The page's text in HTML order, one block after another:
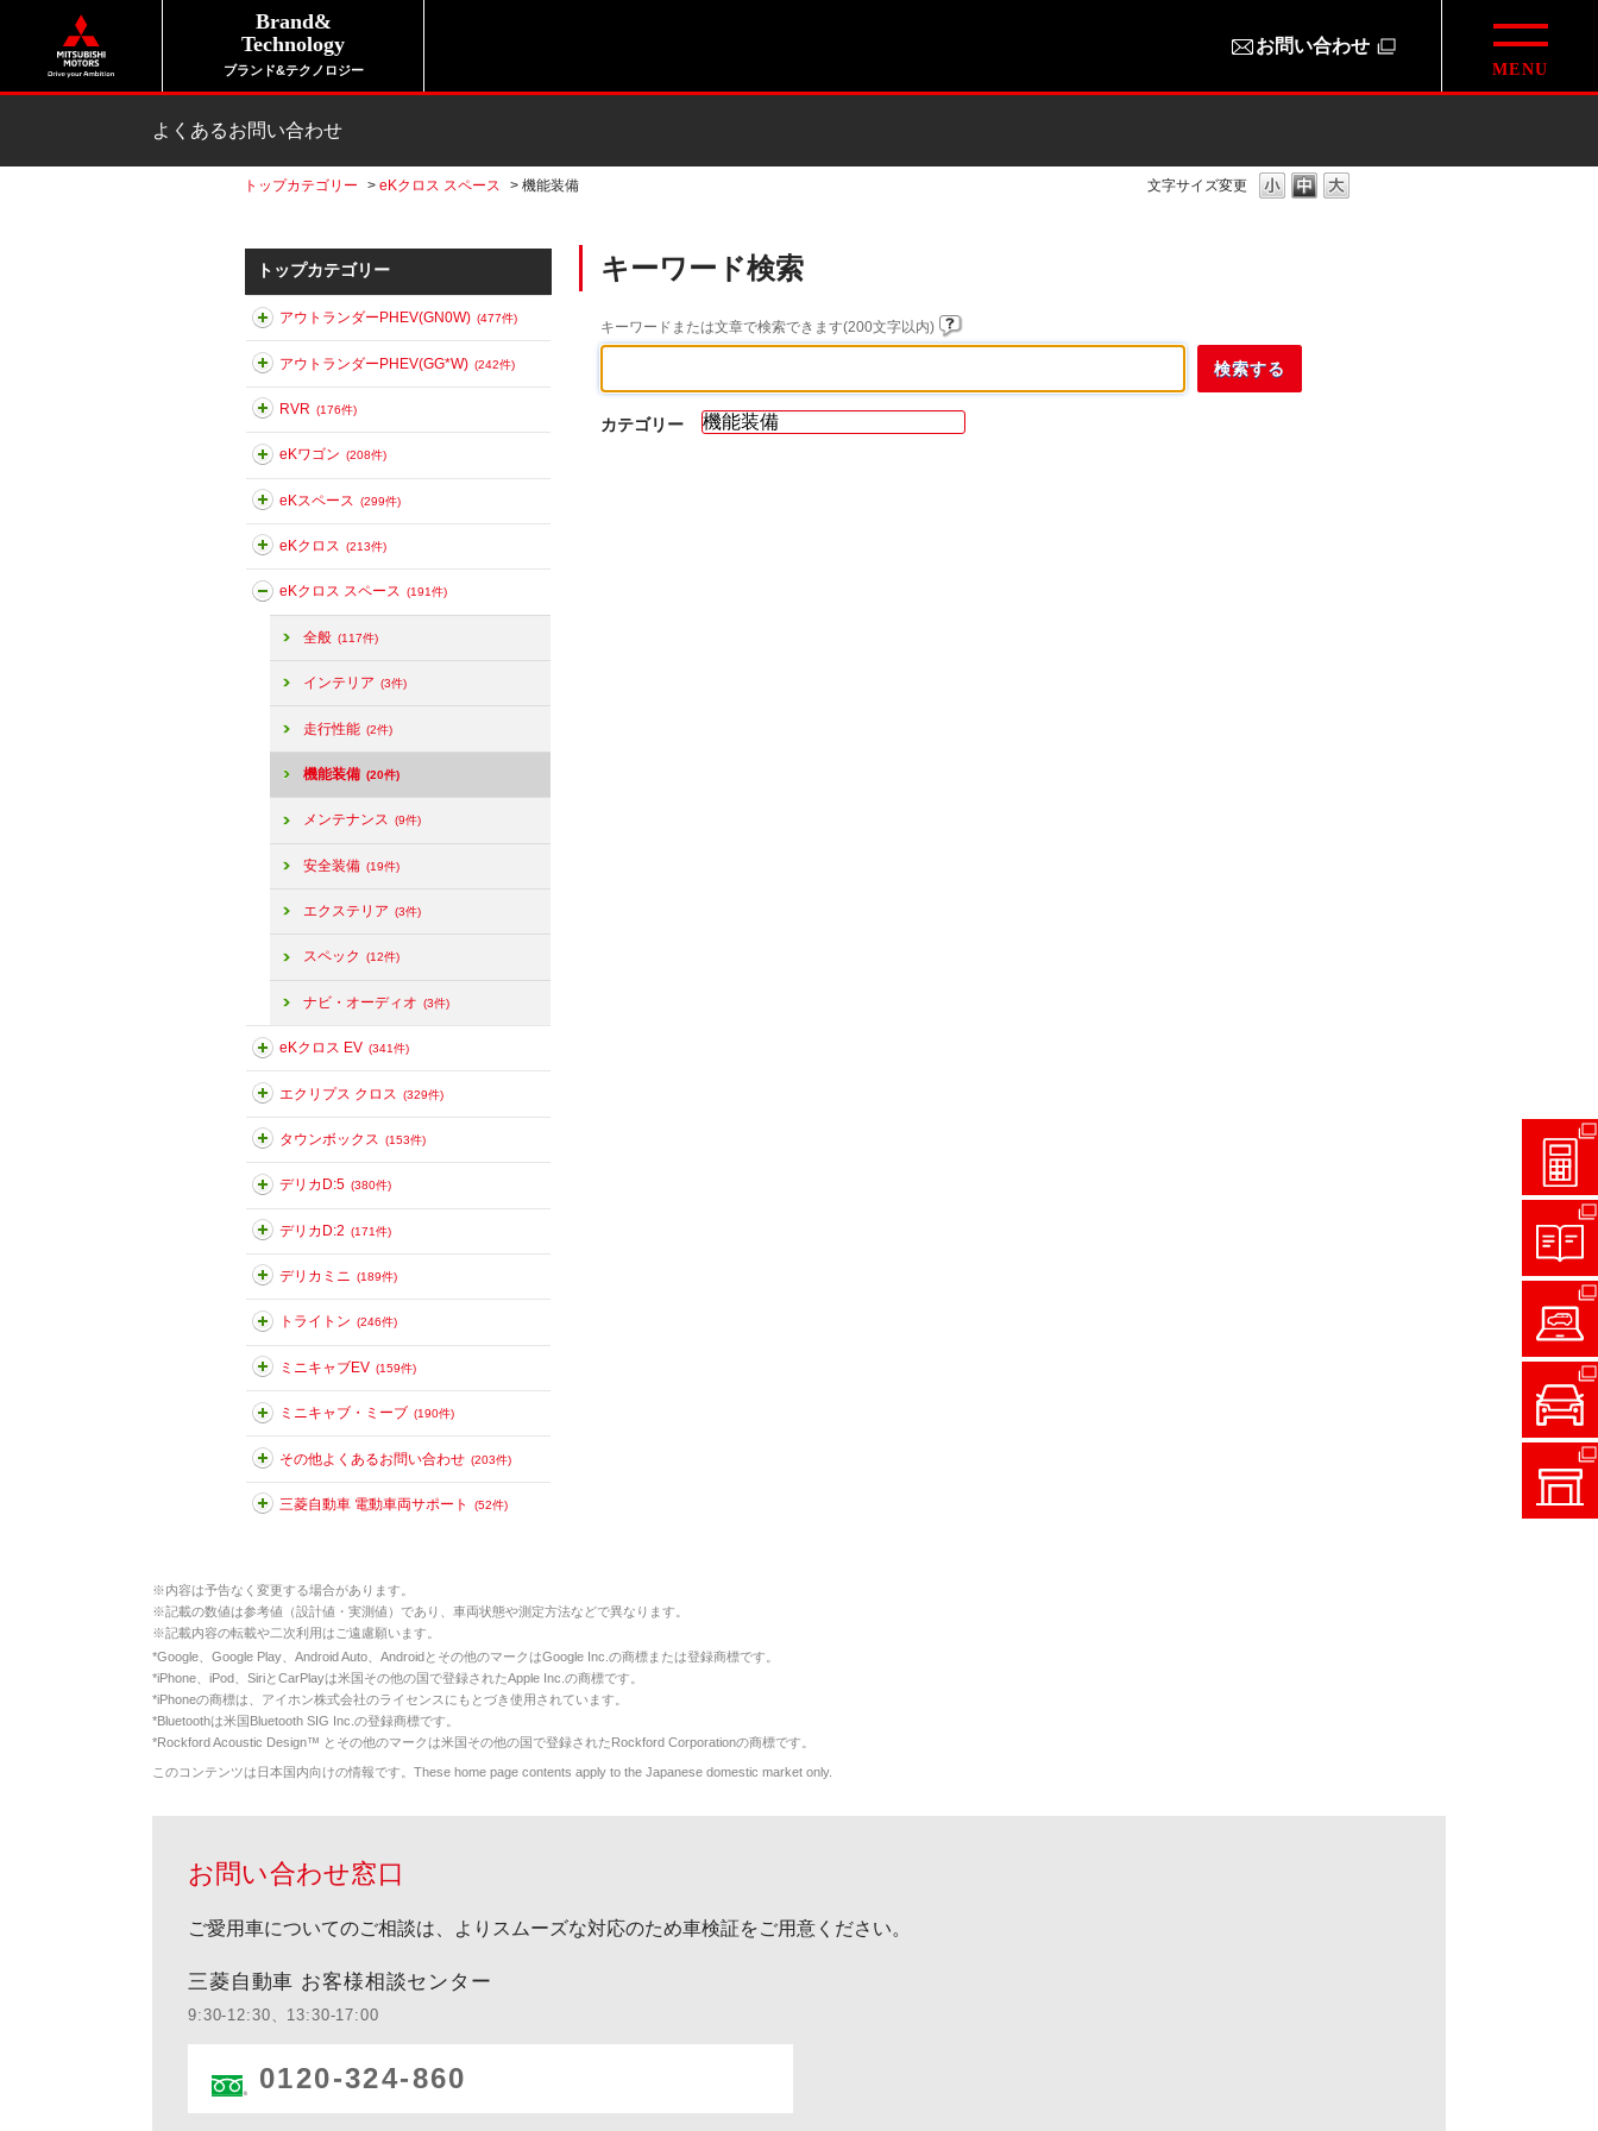
Brand&
Technology
ブランド&テクノロジー
お問い合わせ
よくあるお問い合わせ
文字サイズ変更
トップカテゴリー > eKクロス スペース > 機能装備
トップカテゴリー
アウトランダーPHEV(GN0W) (477件)
アウトランダーPHEV(GG*W) (242件)
RVR (176件)
eKワゴン (208件)
eKスペース (299件)
eKクロス (213件)
eKクロス スペース (191件)
全般 (117件)
インテリア (3件)
走行性能 (2件)
機能装備 (20件)
メンテナンス (9件)
安全装備 (19件)
エクステリア (3件)
スペック (12件)
ナビ・オーディオ (3件)
eKクロス EV (341件)
エクリプス クロス (329件)
タウンボックス (153件)
デリカD:5 (380件)
デリカD:2 (171件)
デリカミニ (189件)
トライトン (246件)
ミニキャブEV (159件)
ミニキャブ・ミーブ (190件)
その他よくあるお問い合わせ (203件)
三菱自動車 電動車両サポート (52件)
キーワード検索
キーワードまたは文章で検索できます(200文字以内)
カテゴリー
※内容は予告なく変更する場合があります。
※記載の数値は参考値（設計値・実測値）であり、車両状態や測定方法などで異なります。
※記載内容の転載や二次利用はご遠慮願います。
*Google、Google Play、Android Auto、Androidとその他のマークはGoogle Inc.の商標または登録商標です。
*iPhone、iPod、SiriとCarPlayは米国その他の国で登録されたApple Inc.の商標です。
*iPhoneの商標は、アイホン株式会社のライセンスにもとづき使用されています。
*Bluetoothは米国Bluetooth SIG Inc.の登録商標です。
*Rockford Acoustic Design™ とその他のマークは米国その他の国で登録されたRockford Corporationの商標です。
このコンテンツは日本国内向けの情報です。These home page contents apply to the Japanese domestic market only.
お問い合わせ窓口
ご愛用車についてのご相談は、よりスムーズな対応のため車検証をご用意ください。
三菱自動車 お客様相談センター
9:30-12:30、13:30-17:00
0120-324-860